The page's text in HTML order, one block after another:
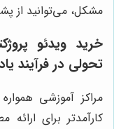
مشکل، می‌توانید از
تحولی در فرآیند
مراکز آموزشی
کارآمدتر برای